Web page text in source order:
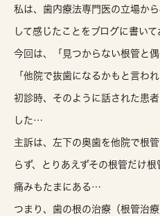
私は、歯内療法専門医の立場か
して感じたことをブログに書いて
今回は、「見つからない根管と偶
「他院で抜歯になるかもと言わ
初診時、そのように話された患
した…
主訴は、左下の奥歯を他院で根
らず、とりあえずその根管だけ
痛みもたまにある…
つまり、歯の根の治療（根管治